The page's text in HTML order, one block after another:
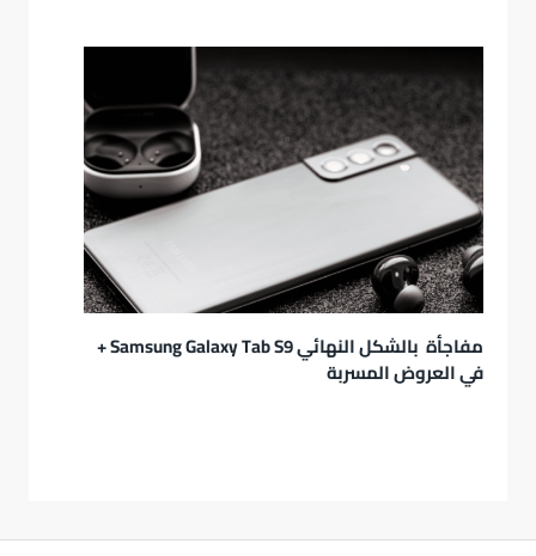
مفاجأة بالشكل النهائي Samsung Galaxy Tab S9 +
في العروض المسربة